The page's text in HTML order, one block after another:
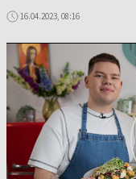
16.04.2023, 08:16